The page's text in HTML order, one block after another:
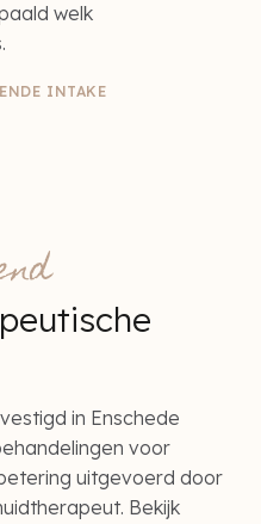
welk
INTAKE
in Enschede
voor
uitgevoerd door
Bekijk